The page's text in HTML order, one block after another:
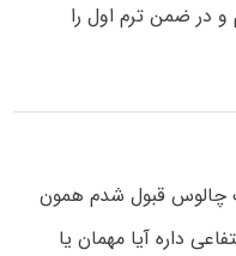
در ضمن ترم اول را
چالوس قبول شدم همون
داره آیا مهمان یا